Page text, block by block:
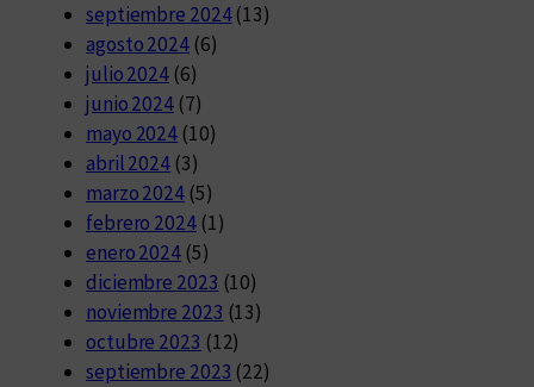
septiembre 2024(13)
agosto 2024(6)
julio 2024 (6)
junio 2024 (7)
mayo 2024 (10)
abril 2024 (3)
marzo 2024 (5)
febrero 2024(1)
enero 2024 (5)
diciembre 2023 (10)
noviembre 2023 (13)
octubre 2023 (12)
septiembre 2023 (22)